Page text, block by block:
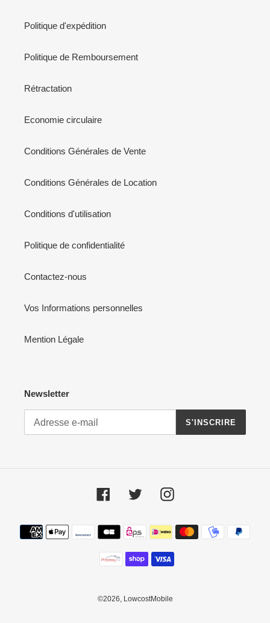
Politique d'expédition
Politique de Remboursement
Rétractation
Economie circulaire
Conditions Générales de Vente
Conditions Générales de Location
Conditions d'utilisation
Politique de confidentialité
Contactez-nous
Vos Informations personnelles
Mention Légale
Newsletter
S'INSCRIRE
FacebookTwitter Instagram
Moyens
de
paiement
©2026, LowcostMobile